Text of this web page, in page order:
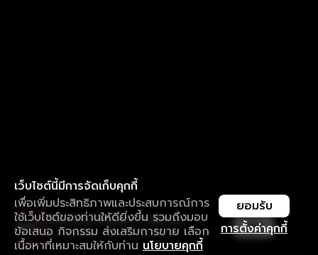
เว็บไซต์นี้มีการจัดเก็บคุกกี้
เพื่อเพิ่มประสิทธิภาพและประสบการณ์การ
ใช้เว็บไซต์ของท่านให้ดียิ่งขึ้น รวมถึงมอบ
ข้อเสนอ กิจกรรม ส่งเสริมการขาย เลือก
เนื้อหาที่เหมาะสมให้กับท่าน นโยบายคุกกี้
การตั้งค่าคุกกี้
ยอมรับ
ใช้งานแอป ลื่นไหลกว่า ไม่มีสะดุด
ดาวน์โหลดแอปเพื่อการรับชมที่ดีกว่า เปิด